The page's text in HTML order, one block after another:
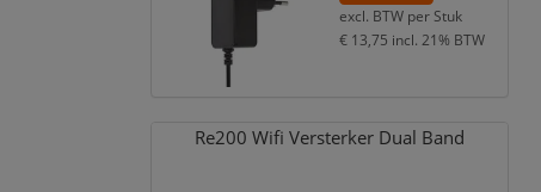
excl. BTW per Stuk
€ 13,75 incl. 21% BTW
Re200 Wifi Versterker Dual Band